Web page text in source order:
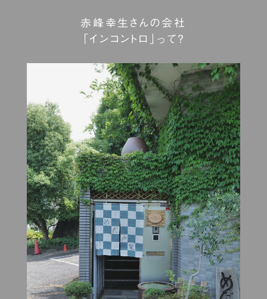
赤峰幸生さんの会社
「インコントロ」って？